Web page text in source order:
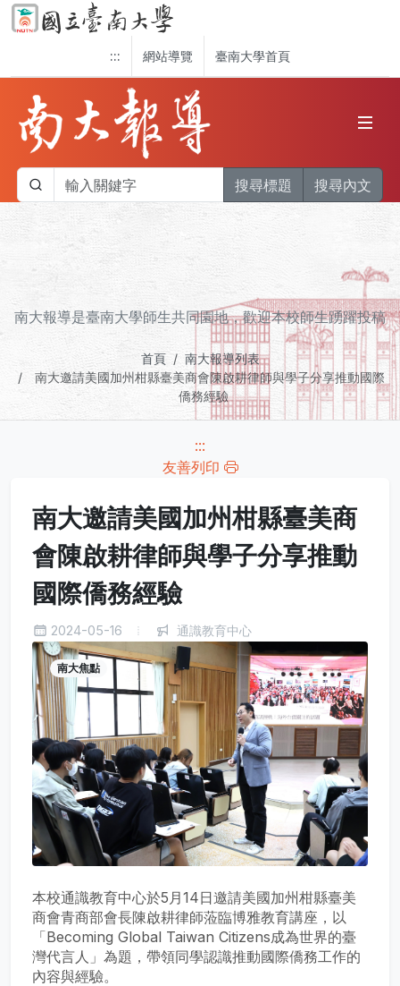
::: 網站導覽 臺南大學首頁
搜尋標題 搜尋內文
南大報導是臺南大學師生共同園地，歡迎本校師生踴躍投稿
首頁
南大報導列表
南大邀請美國加州柑縣臺美商會陳啟耕律師與學子分享推動國際
僑務經驗
:::
友善列印
南大邀請美國加州柑縣臺美商
會陳啟耕律師與學子分享推動
國際僑務經驗
2024-05-16 通識教育中心
南大焦點
本校通識教育中心於5月14日邀請美國加州柑縣臺美
商會青商部會長陳啟耕律師蒞臨博雅教育講座，以
「Becoming Global Taiwan Citizens成為世界的臺
灣代言人」為題，帶領同學認識推動國際僑務工作的
內容與經驗。